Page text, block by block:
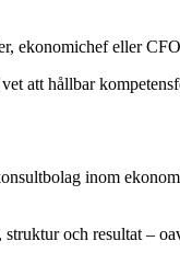
ekonomichef eller
att hållbar
inom
och resultat –